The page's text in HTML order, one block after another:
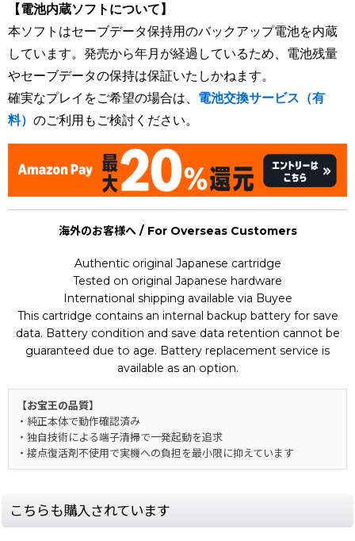
【電池内蔵ソフトについて】
本ソフトはセーブデータ保持用のバックアップ電池を内蔵
しています。発売から年月が経過しているため、電池残量
やセーブデータの保持は保証いたしかねます。
確実なプレイをご希望の場合は、 電池交換サービス（有
料） のご利用もご検討ください。
海外のお客様へ / For Overseas Customers
Authentic original Japanese cartridge
Tested on original Japanese hardware
International shipping available via Buyee
This cartridge contains an internal backup battery for save
data. Battery condition and save data retention cannot be
guaranteed due to age. Battery replacement service is
available as an option.
【お宝王の品質】
・純正本体で動作確認済み
・独自技術による端子清掃で一発起動を追求
・接点復活剤不使用で実機への負担を最小限に抑えています
こちらも購入されています